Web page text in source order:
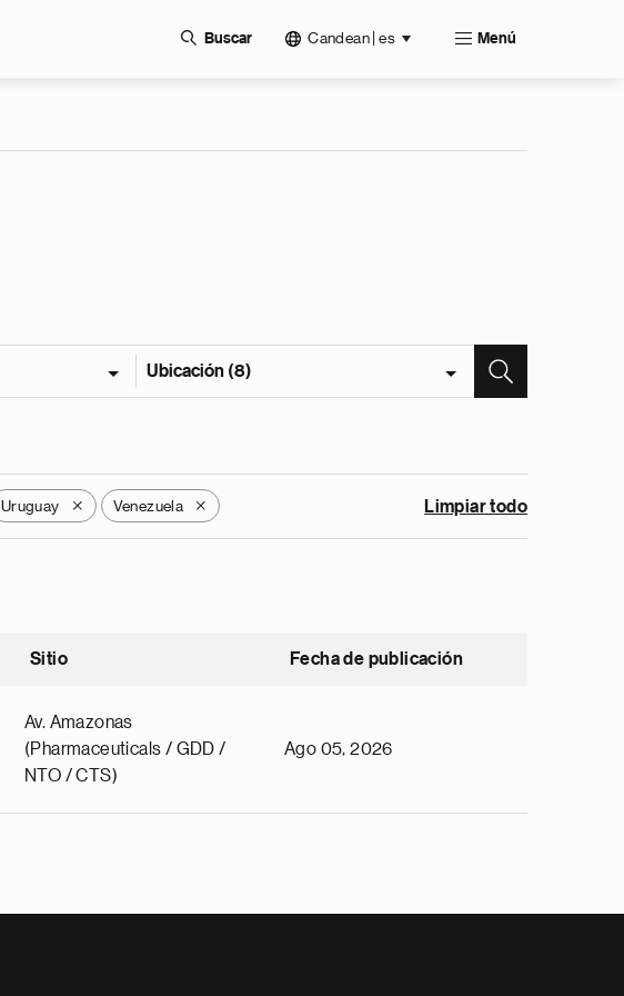
Buscar Candean | es Menú
Ubicación (8)
Uruguay X Venezuela X Limpiar todo
Sitio Fecha de publicación
Av. Amazonas
(Pharmaceuticals / GDD /
NTO / CTS)
Ago 05, 2026